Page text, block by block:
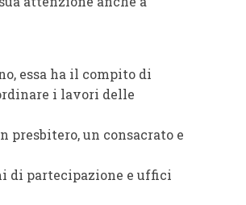
essa ha il compito di
i lavori delle
presbitero, un consacrato e
di partecipazione e uffici